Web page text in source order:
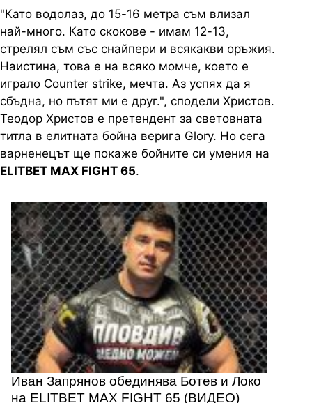
"Като водолаз, до 15-16 метра съм влизал
най-много. Като скокове - имам 12-13,
стрелял съм със снайпери и всякакви оръжия.
Наистина, това е на всяко момче, което е
играло Counter strike, мечта. Аз успях да я
сбъдна, но пътят ми е друг.", сподели Христов.
Теодор Христов е претендент за световната
титла в елитната бойна верига Glory. Но сега
варненецът ще покаже бойните си умения на
ЕLITBET MAX FIGHT 65.
Иван Запрянов обединява Ботев и Локо
на ELITBET MAX FIGHT 65 (ВИДЕО)